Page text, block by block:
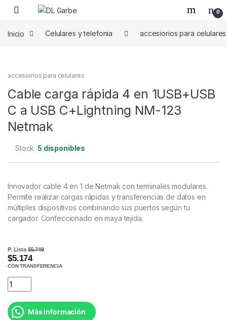
0
Inicio Celulares y telefonia accesiorios para celulares
accesiorios para celulares
Cable carga rápida 4 en 1USB+USB
C a USB C+Lightning NM-123
Netmak
Stock:5 disponibles
Innovador cable 4 en 1 de Netmak con terminales modulares.
Permite realizar cargas rápidas y transferencias de datos en
múltiples dispositivos combinando sus puertos según tu
cargador. Confeccionado en maya tejida.
P. Lista$5.749
$5.174
CON TRANSFERENCIA
Más información